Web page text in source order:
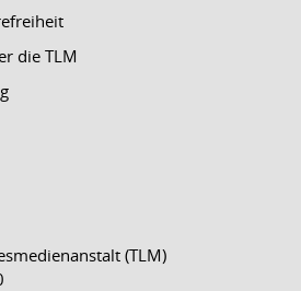
die TLM
(TLM)